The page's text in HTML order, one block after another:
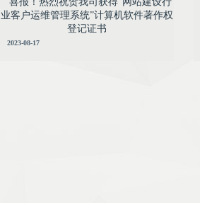
业客户运维管理系统”计算机软件著作权
登记证书
2023-08-17